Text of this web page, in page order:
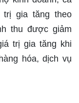
trị gia tăng theo
thu được giảm
trị gia tăng khi
hóa, dịch vụ